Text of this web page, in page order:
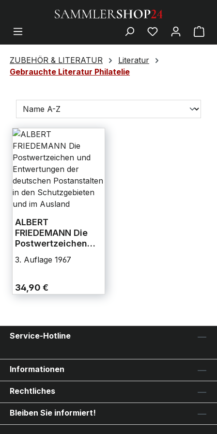
ZUBEHÖR & LITERATUR
Literatur
Gebrauchte Literatur Philatelie
ALBERT
FRIEDEMANN Die
Postwertzeichen
der deutschen
den Schutzgebieten
und im Ausland
3. Auflage 1967
34,90 €
Service-Hotline
Informationen
Rechtliches
Bleiben Sie informiert!